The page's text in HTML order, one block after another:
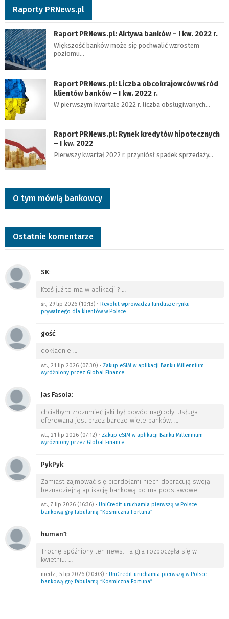
Raporty PRNews.pl
Raport PRNews.pl: Aktywa banków – I kw. 2022 r.
Większość banków może się pochwalić wzrostem
poziomu…
Raport PRNews.pl: Liczba obcokrajowców wśród
klientów banków – I kw. 2022 r.
W pierwszym kwartale 2022 r. liczba obsługiwanych…
Raport PRNews.pl: Rynek kredytów hipotecznych
– I kw. 2022
Pierwszy kwartał 2022 r. przyniósł spadek sprzedaży…
O tym mówią bankowcy
Ostatnie komentarze
SK:
Ktoś już to ma w aplikacji ? …
śr., 29 lip 2026 (10:13) • Revolut wprowadza fundusze rynku
prywatnego dla klientów w Polsce
gość:
dokładnie …
wt., 21 lip 2026 (07:30) • Zakup eSIM w aplikacji Banku Millennium
wyróżniony przez Global Finance
Jas Fasola:
chciałbym zrozumieć jaki był powód nagrody. Usługa
oferowana jest przez bardzo wiele banków. …
wt., 21 lip 2026 (07:12) • Zakup eSIM w aplikacji Banku Millennium
wyróżniony przez Global Finance
PykPyk:
Zamiast zajmować się pierdołami niech dopracują swoją
beznadziejną aplikację bankową bo ma podstawowe …
wt., 7 lip 2026 (16:36) • UniCredit uruchamia pierwszą w Polsce
bankową grę fabularną “Kosmiczna Fortuna”
human1:
Trochę spóźniony ten news. Ta gra rozpoczęła się w
kwietniu. …
niedz., 5 lip 2026 (20:03) • UniCredit uruchamia pierwszą w Polsce
bankową grę fabularną “Kosmiczna Fortuna”